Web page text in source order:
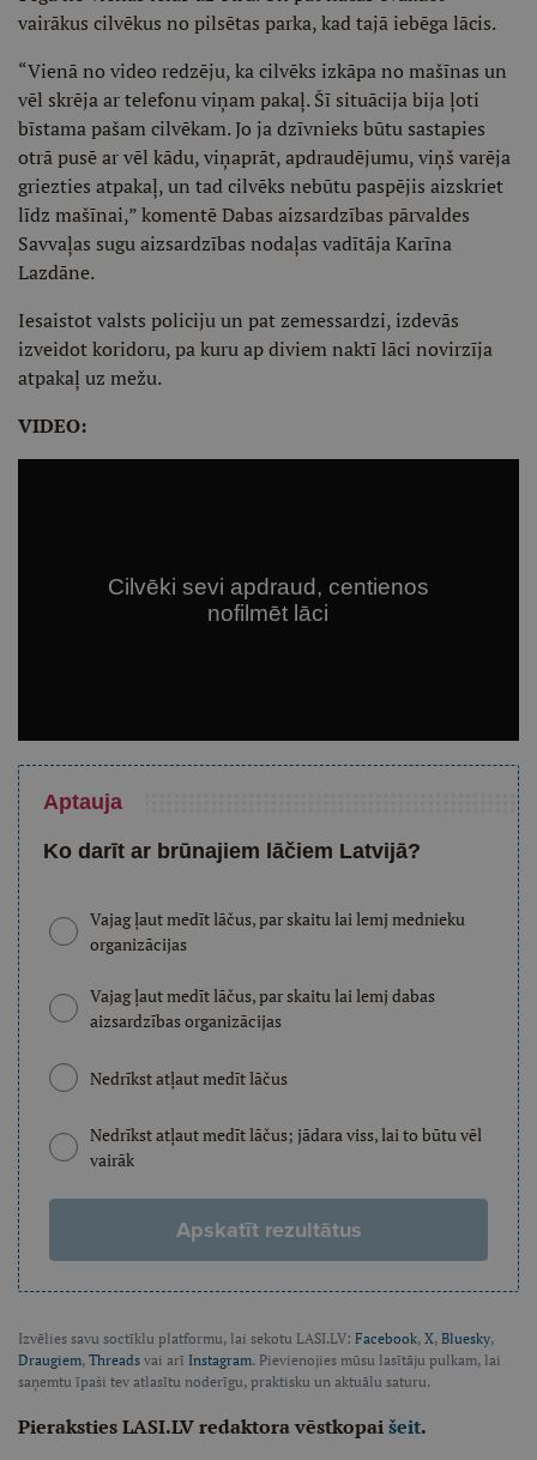
vairākus cilvēkus no pilsētas parka, kad tajā iebēga lācis.
“Vienā no video redzēju, ka cilvēks izkāpa no mašīnas un
vēl skrēja ar telefonu viņam pakaļ. Šī situācija bija ļoti
bīstama pašam cilvēkam. Jo ja dzīvnieks būtu sastapies
otrā pusē ar vēl kādu, viņaprāt, apdraudējumu, viņš varēja
griezties atpakaļ, un tad cilvēks nebūtu paspējis aizskriet
līdz mašīnai,” komentē Dabas aizsardzības pārvaldes
Savvaļas sugu aizsardzības nodaļas vadītāja Karīna
Lazdāne.
Iesaistot valsts policiju un pat zemessardzi, izdevās
izveidot koridoru, pa kuru ap diviem naktī lāci novirzīja
atpakaļ uz mežu.
VIDEO:
Aptauja
Ko darīt ar brūnajiem lāčiem Latvijā?
Vajag ļaut medīt lāčus, par skaitu lai lemj mednieku
organizācijas
Vajag ļaut medīt lāčus, par skaitu lai lemj dabas
aizsardzības organizācijas
Nedrīkst atļaut medīt lāčus
Nedrīkst atļaut medīt lāčus; jādara viss, lai to būtu vēl
vairāk
Apskatīt rezultātus
Izvēlies savu soctīklu platformu, lai sekotu LASI.LV: Facebook, X, Bluesky,
Draugiem, Threads vai arī Instagram. Pievienojies mūsu lasītāju pulkam, lai
saņemtu īpaši tev atlasītu noderīgu, praktisku un aktuālu saturu.
Pieraksties LASI.LV redaktora vēstkopaišeit.